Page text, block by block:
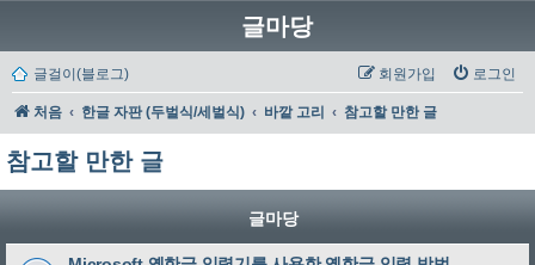
글마당
글걸이(블로그) 로그인
회원가입
처음 한글 자판 (두벌식/세벌식) 바깥 고리 참고할 만한 글
참고할 만한 글
글마당